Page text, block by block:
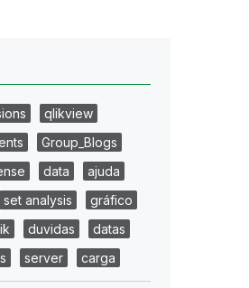
qlikview
Group_Blogs
data
ajuda
set analysis
gráfico
duvidas
datas
server carga